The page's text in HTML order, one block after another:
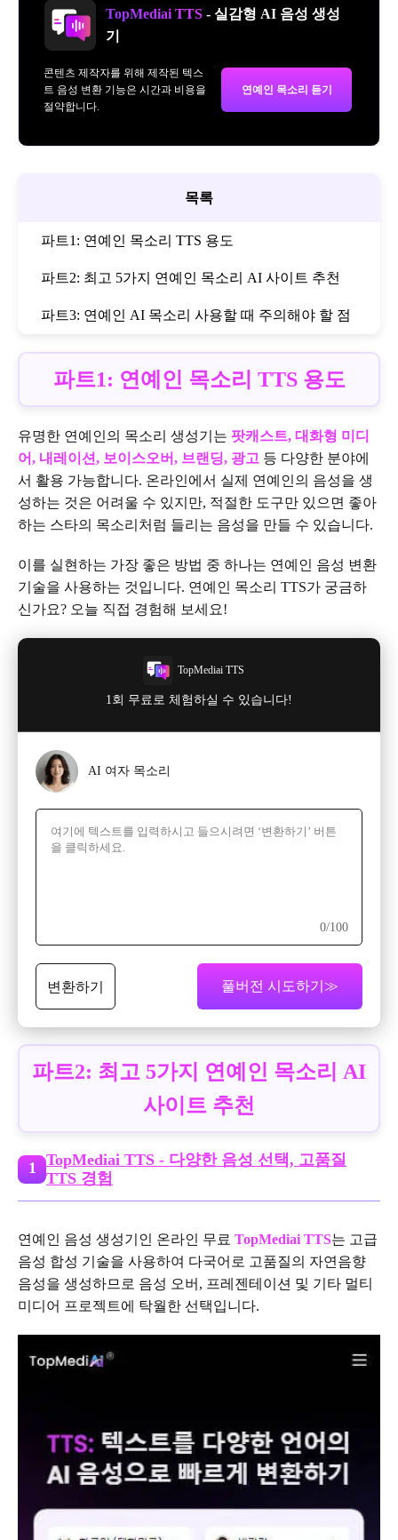
TopMediai TTS - 실감형 AI 음성 생성
기
콘텐츠 제작자를 위해 제작된 텍스
트 음성 변환 기능은 시간과 비용을
절약합니다.
연예인 목소리 듣기
목록
파트1: 연예인 목소리 TTS 용도
파트2: 최고 5가지 연예인 목소리 AI 사이트 추천
파트3: 연예인 AI 목소리 사용할 때 주의해야 할 점
파트1: 연예인 목소리 TTS 용도
유명한 연예인의 목소리 생성기는 팟캐스트, 대화형 미디
어, 내레이션, 보이스오버, 브랜딩, 광고 등 다양한 분야에
서 활용 가능합니다. 온라인에서 실제 연예인의 음성을 생
성하는 것은 어려울 수 있지만, 적절한 도구만 있으면 좋아
하는 스타의 목소리처럼 들리는 음성을 만들 수 있습니다.
이를 실현하는 가장 좋은 방법 중 하나는 연예인 음성 변환
기술을 사용하는 것입니다. 연예인 목소리 TTS가 궁금하
신가요? 오늘 직접 경험해 보세요!
TopMediai TTS
1회 무료로 체험하실 수 있습니다!
AI 여자 목소리
0/100
변환하기 풀버전 시도하기≫
파트2: 최고 5가지 연예인 목소리 AI
사이트 추천
1 TopMediai TTS - 다양한 음성 선택, 고품질
TTS 경험
연예인 음성 생성기인 온라인 무료 TopMediai TTS는 고급
음성 합성 기술을 사용하여 다국어로 고품질의 자연음향
음성을 생성하므로 음성 오버, 프레젠테이션 및 기타 멀티
미디어 프로젝트에 탁월한 선택입니다.